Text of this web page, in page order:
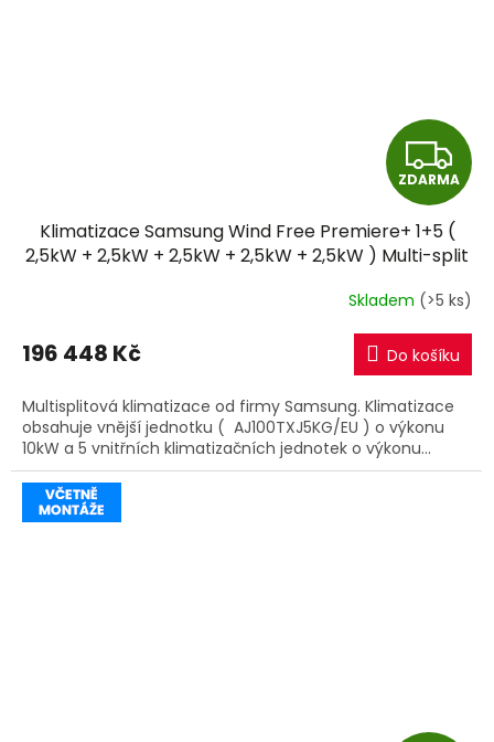
Z
D
A
R
M
A
ZDARMA
Klimatizace Samsung Wind Free Premiere+ 1+5 (
2,5kW + 2,5kW + 2,5kW + 2,5kW + 2,5kW ) Multi-split
Skladem (>5 ks)
196 448 Kč Do košíku
Multisplitová klimatizace od firmy Samsung. Klimatizace
obsahuje vnější jednotku ( AJ100TXJ5KG/EU ) o výkonu
10kW a 5 vnitřních klimatizačních jednotek o výkonu...